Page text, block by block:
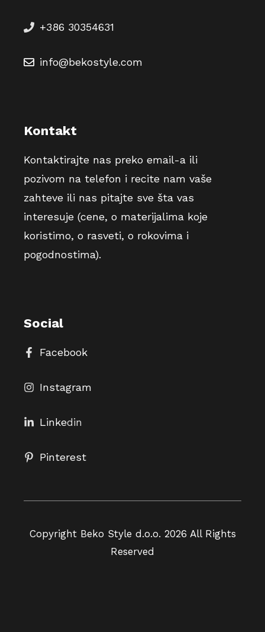
+386 30354631
info@bekostyle.com
Kontakt
Kontaktirajte nas preko email-a ili
pozivom na telefon i recite nam vaše
zahteve ili nas pitajte sve šta vas
interesuje (cene, o materijalima koje
koristimo, o rasveti, o rokovima i
pogodnostima).
Social
Facebook
Instagram
Linkedin
Pinterest
Copyright Beko Style d.o.o. 2026 All Rights
Reserved